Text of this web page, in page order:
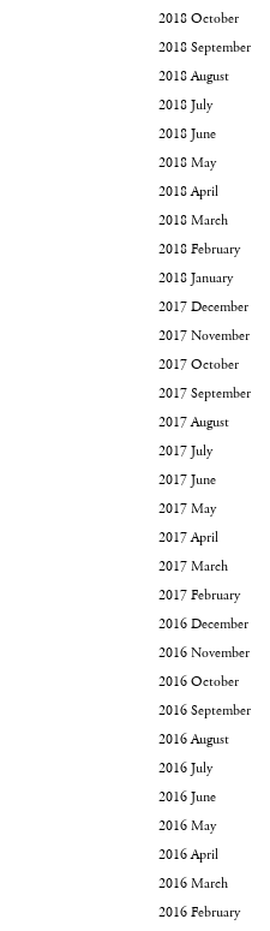
2018 October
2018 September
2018 August
2018 July
2018 June
2018 May
2018 April
2018 March
2018 February
2018 January
2017 December
2017 November
2017 October
2017 September
2017 August
2017 July
2017 June
2017 May
2017 April
2017 March
2017 February
2016 December
2016 November
2016 October
2016 September
2016 August
2016 July
2016 June
2016 May
2016 April
2016 March
2016 February